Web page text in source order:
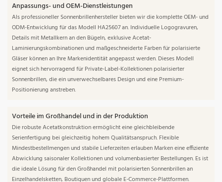
Anpassungs- und OEM-Dienstleistungen
Als professioneller Sonnenbrillenhersteller bieten wir die komplette OEM- und
ODM-Entwicklung für das Modell HA25607 an. Individuelle Logogravuren,
Details mit Metallkern an den Bügeln, exklusive Acetat-
Laminierungskombinationen und maßgeschneiderte Farben für polarisierte
Gläser können an Ihre Markenidentität angepasst werden. Dieses Modell
eignet sich hervorragend für Private-Label-Kollektionen polarisierter
Sonnenbrillen, die ein unverwechselbares Design und eine Premium-
Positionierung anstreben.
Vorteile im Großhandel und in der Produktion
Die robuste Acetatkonstruktion ermöglicht eine gleichbleibende
Serienfertigung bei gleichzeitig hohem Qualitätsanspruch. Flexible
Mindestbestellmengen und stabile Lieferzeiten erlauben Marken eine effiziente
Abwicklung saisonaler Kollektionen und volumenbasierter Bestellungen. Es ist
die ideale Lösung für den Großhandel mit polarisierten Sonnenbrillen an
Einzelhandelsketten, Boutiquen und globale E-Commerce-Plattformen.